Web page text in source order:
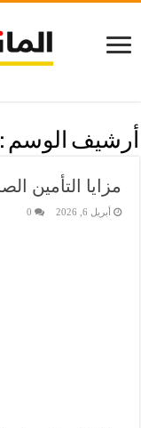
أرشيف الوسم :
مزايا التأمين
أبريل 6, 2026 0